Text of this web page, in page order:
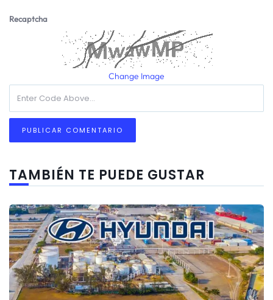
Recaptcha
Change Image
TAMBIÉN TE PUEDE GUSTAR